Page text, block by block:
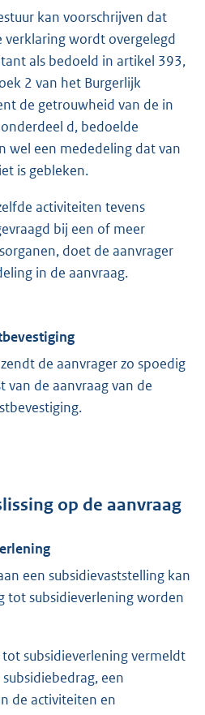
kan voorschrijven dat
verklaring wordt overgelegd
als bedoeld in artikel 393,
2 van het Burgerlijk
de getrouwheid van de in
d, bedoelde
wel een mededeling dat van
is gebleken.
activiteiten tevens
bij een of meer
doet de aanvrager
in de aanvraag.
de aanvrager zo spoedig
van de aanvraag van de
op de aanvraag
een subsidievaststelling kan
tot subsidieverlening worden
subsidieverlening vermeldt
een
de activiteiten en